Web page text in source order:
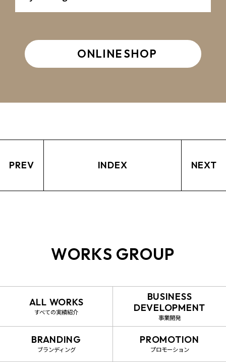
ONLINE SHOP
PREV NEXT
INDEX
WORKS GROUP
ALL WORKS
すべての実績紹介
BUSINESS
DEVELOPMENT
事業開発
BRANDING
ブランディング
PROMOTION
プロモーション